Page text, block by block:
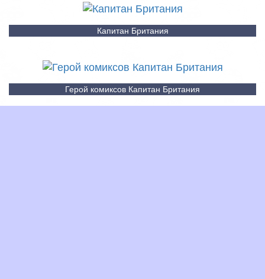
Капитан Британия
Герой комиксов Капитан Британия